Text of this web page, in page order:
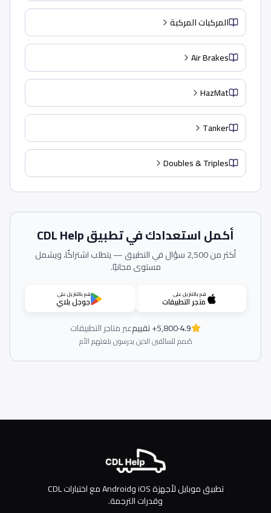
المركبات المركبة
Air Brakes
HazMat
Tanker
Doubles & Triples
أكمل استعدادك في تطبيق CDL Help
أكثر من 2,500 سؤال في التطبيق — يتطلب اشتراكًا، ويشمل
مستوى مجانيًا.
قم بالتنزيل على
متجر التطبيقات
قم بالتنزيل على
جوجل بلاي
4.9
·5,800+ تقييم عبر متاجر التطبيقات
صُمم للسائقين الذين يدرسون بلغتهم الأم
تطبيق موبايل لأجهزة iOS وAndroid مع اختبارات CDL
وقدرات الترجمة.